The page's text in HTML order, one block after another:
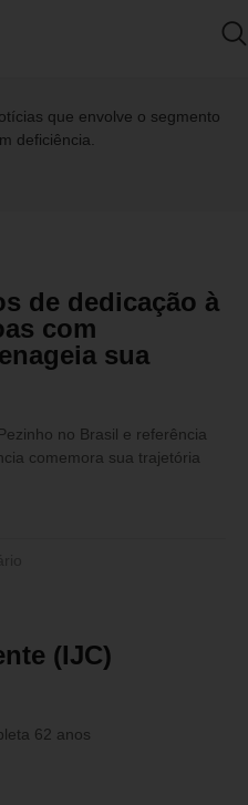
que envolve o segmento
deficiência.
de dedicação à
com
sua
no Brasil e referência
comemora sua trajetória
(IJC)
62 anos